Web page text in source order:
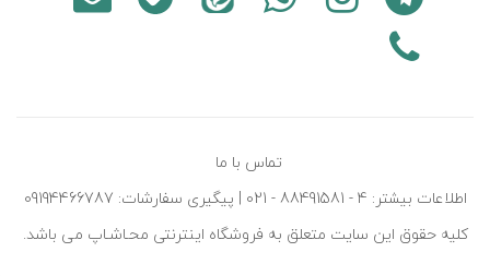
تماس با ما
اطلاعات بیشتر: 4 - 88491581 - 021 | پیگیری سفارشات: 09194466787
کليه حقوق اين سايت متعلق به فروشگاه اينترنتی محـاشـاپ می باشد.